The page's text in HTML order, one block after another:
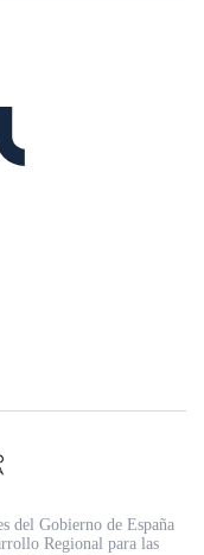
del Gobierno de España
Regional para las